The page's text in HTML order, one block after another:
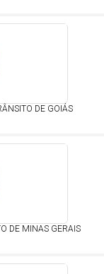
DE GOIÁS
DE MINAS GERAIS